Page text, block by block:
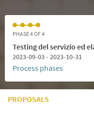
PHASE 4 OF 4
Testing del servizio ed
2023-09-03 - 2023-10-31
Process phases
PROPOSALS